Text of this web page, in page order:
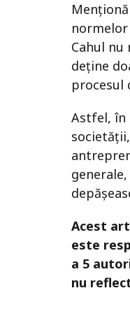
Cahul
deține
procesul
Astfel, în
Acest
este
a 5
nu